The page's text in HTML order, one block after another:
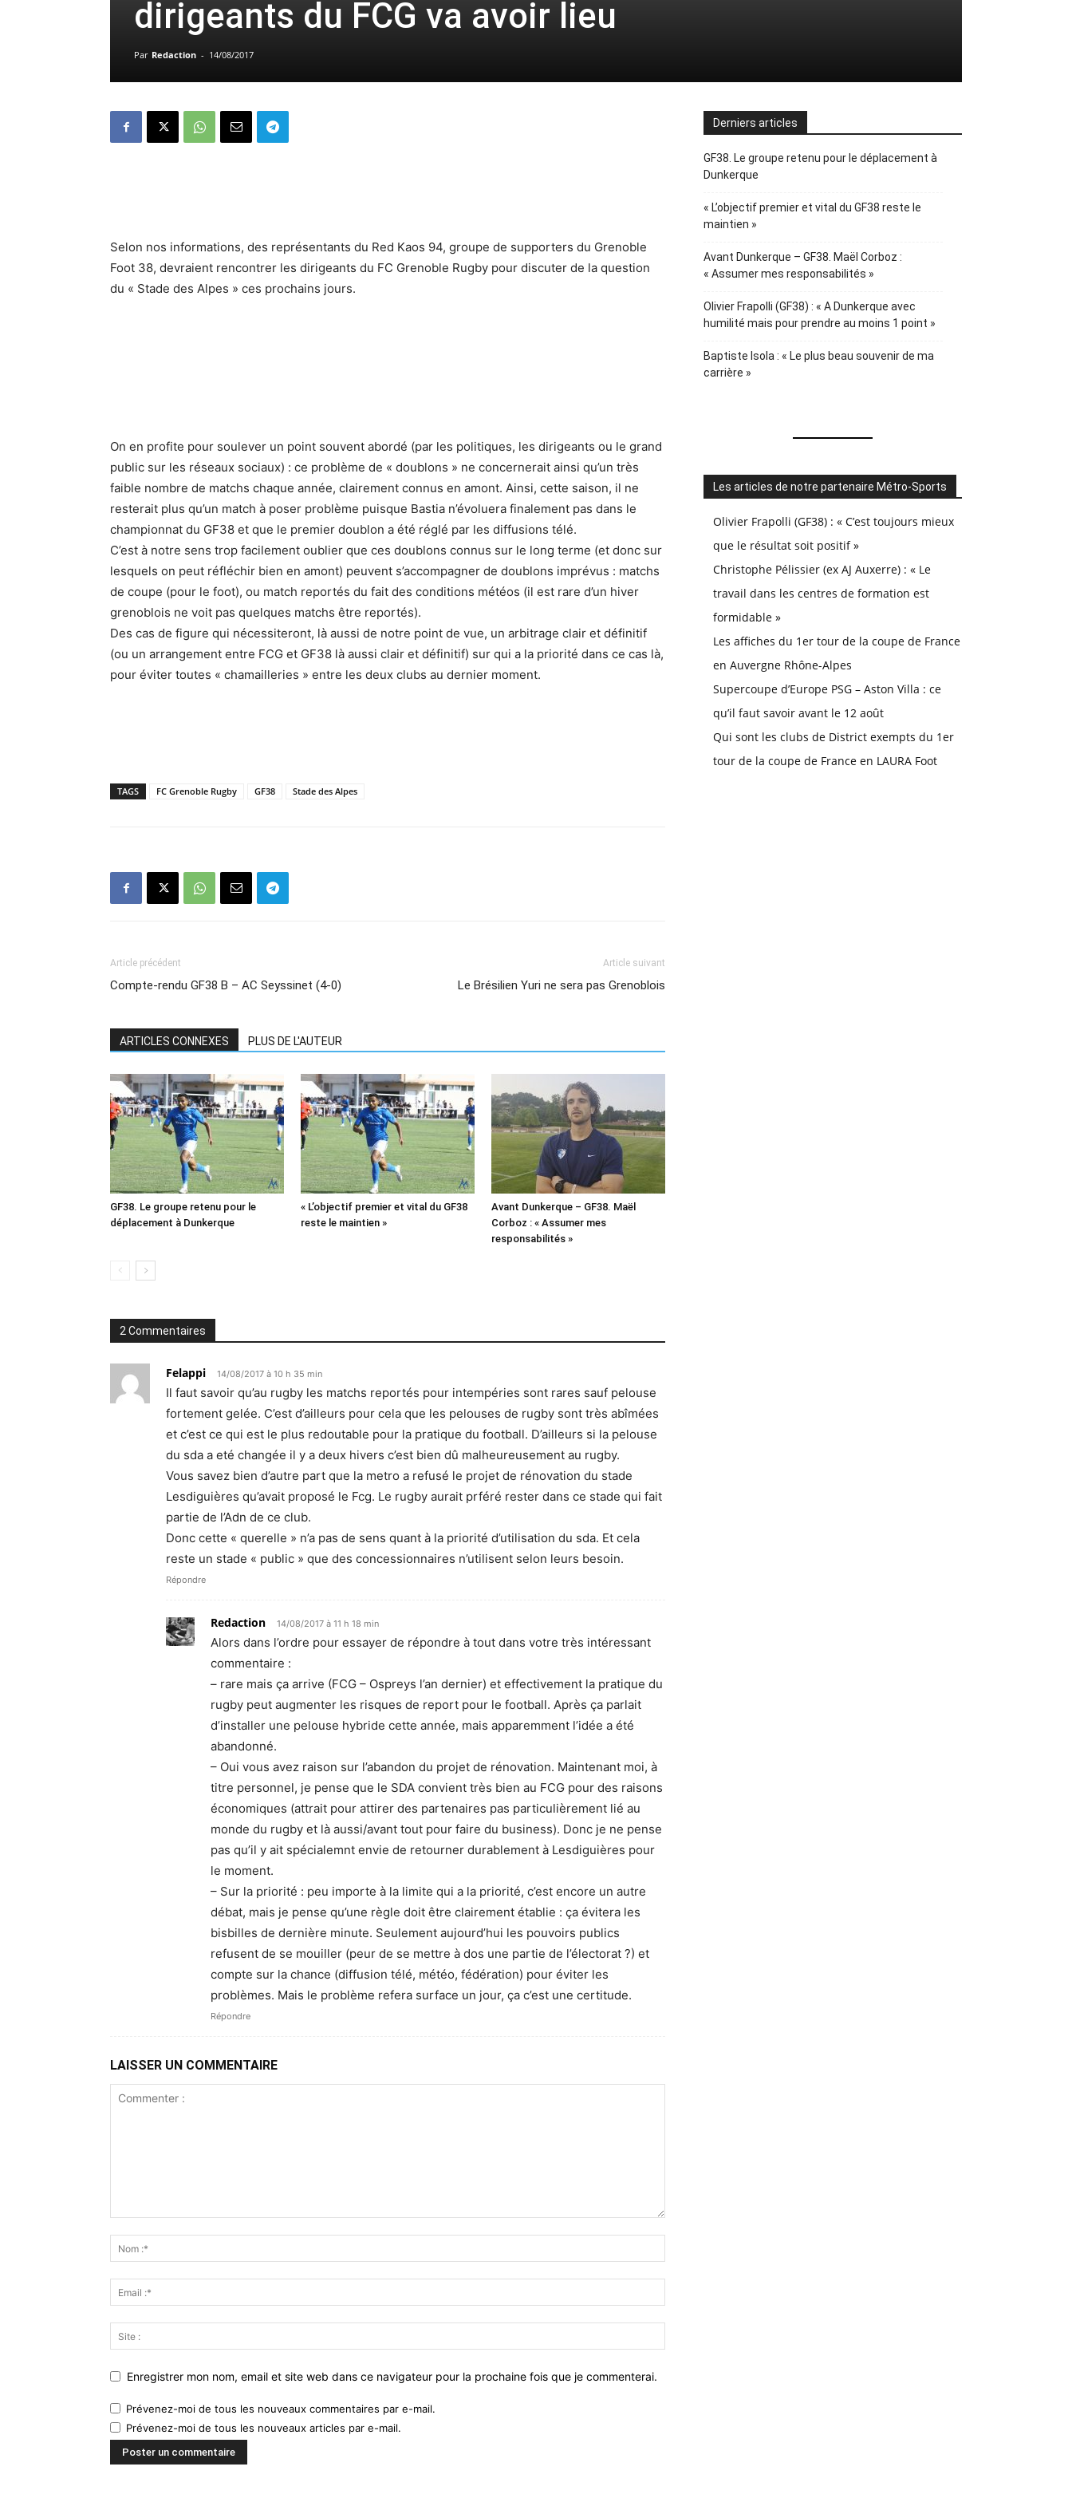
dirigeants du FCG va avoir lieu
Par Redaction - 14/08/2017
Selon nos informations, des représentants du Red Kaos 94, groupe de supporters du Grenoble
Foot 38, devraient rencontrer les dirigeants du FC Grenoble Rugby pour discuter de la question
du « Stade des Alpes » ces prochains jours.
On en profite pour soulever un point souvent abordé (par les politiques, les dirigeants ou le grand
public sur les réseaux sociaux) : ce problème de « doublons » ne concernerait ainsi qu’un très
faible nombre de matchs chaque année, clairement connus en amont. Ainsi, cette saison, il ne
resterait plus qu’un match à poser problème puisque Bastia n’évoluera finalement pas dans le
championnat du GF38 et que le premier doublon a été réglé par les diffusions télé.
C’est à notre sens trop facilement oublier que ces doublons connus sur le long terme (et donc sur
lesquels on peut réfléchir bien en amont) peuvent s’accompagner de doublons imprévus : matchs
de coupe (pour le foot), ou match reportés du fait des conditions météos (il est rare d’un hiver
grenoblois ne voit pas quelques matchs être reportés).
Des cas de figure qui nécessiteront, là aussi de notre point de vue, un arbitrage clair et définitif
(ou un arrangement entre FCG et GF38 là aussi clair et définitif) sur qui a la priorité dans ce cas là,
pour éviter toutes « chamailleries » entre les deux clubs au dernier moment.
TAGS FC Grenoble Rugby GF38 Stade des Alpes
Article précédent
Compte-rendu GF38 B – AC Seyssinet (4-0)
Article suivant
Le Brésilien Yuri ne sera pas Grenoblois
ARTICLES CONNEXES PLUS DE L'AUTEUR
GF38. Le groupe retenu pour le
déplacement à Dunkerque
« L’objectif premier et vital du GF38
reste le maintien »
Avant Dunkerque – GF38. Maël
Corboz : « Assumer mes
responsabilités »
2 Commentaires
Felappi 14/08/2017 à 10 h 35 min
Il faut savoir qu’au rugby les matchs reportés pour intempéries sont rares sauf pelouse
fortement gelée. C’est d’ailleurs pour cela que les pelouses de rugby sont très abîmées
et c’est ce qui est le plus redoutable pour la pratique du football. D’ailleurs si la pelouse
du sda a eté changée il y a deux hivers c’est bien dû malheureusement au rugby.
Vous savez bien d’autre part que la metro a refusé le projet de rénovation du stade
Lesdiguières qu’avait proposé le Fcg. Le rugby aurait prféré rester dans ce stade qui fait
partie de l’Adn de ce club.
Donc cette « querelle » n’a pas de sens quant à la priorité d’utilisation du sda. Et cela
reste un stade « public » que des concessionnaires n’utilisent selon leurs besoin.
Répondre
Redaction 14/08/2017 à 11 h 18 min
Alors dans l’ordre pour essayer de répondre à tout dans votre très intéressant
commentaire :
– rare mais ça arrive (FCG – Ospreys l’an dernier) et effectivement la pratique du
rugby peut augmenter les risques de report pour le football. Après ça parlait
d’installer une pelouse hybride cette année, mais apparemment l’idée a été
abandonné.
– Oui vous avez raison sur l’abandon du projet de rénovation. Maintenant moi, à
titre personnel, je pense que le SDA convient très bien au FCG pour des raisons
économiques (attrait pour attirer des partenaires pas particulièrement lié au
monde du rugby et là aussi/avant tout pour faire du business). Donc je ne pense
pas qu’il y ait spécialemnt envie de retourner durablement à Lesdiguières pour
le moment.
– Sur la priorité : peu importe à la limite qui a la priorité, c’est encore un autre
débat, mais je pense qu’une règle doit être clairement établie : ça évitera les
bisbilles de dernière minute. Seulement aujourd’hui les pouvoirs publics
refusent de se mouiller (peur de se mettre à dos une partie de l’électorat ?) et
compte sur la chance (diffusion télé, météo, fédération) pour éviter les
problèmes. Mais le problème refera surface un jour, ça c’est une certitude.
Répondre
LAISSER UN COMMENTAIRE
Enregistrer mon nom, email et site web dans ce navigateur pour la prochaine fois que je commenterai.
Prévenez-moi de tous les nouveaux commentaires par e-mail.
Prévenez-moi de tous les nouveaux articles par e-mail.
Derniers articles
GF38. Le groupe retenu pour le déplacement à
Dunkerque
« L’objectif premier et vital du GF38 reste le
maintien »
Avant Dunkerque – GF38. Maël Corboz :
« Assumer mes responsabilités »
Olivier Frapolli (GF38) : « A Dunkerque avec
humilité mais pour prendre au moins 1 point »
Baptiste Isola : « Le plus beau souvenir de ma
carrière »
Les articles de notre partenaire Métro-Sports
Olivier Frapolli (GF38) : « C’est toujours mieux
que le résultat soit positif »
Christophe Pélissier (ex AJ Auxerre) : « Le
travail dans les centres de formation est
formidable »
Les affiches du 1er tour de la coupe de France
en Auvergne Rhône-Alpes
Supercoupe d’Europe PSG – Aston Villa : ce
qu’il faut savoir avant le 12 août
Qui sont les clubs de District exempts du 1er
tour de la coupe de France en LAURA Foot